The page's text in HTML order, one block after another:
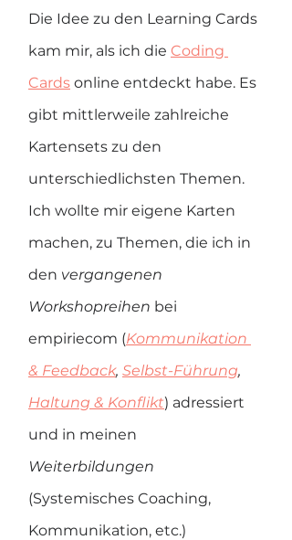
Die Idee zu den Learning Cards
kam mir, als ich die Coding
Cards online entdeckt habe. Es
gibt mittlerweile zahlreiche
Kartensets zu den
unterschiedlichsten Themen.
Ich wollte mir eigene Karten
machen, zu Themen, die ich in
den vergangenen
Workshopreihen bei
empiriecom (Kommunikation
& Feedback, Selbst-Führung,
Haltung & Konflikt) adressiert
und in meinen
Weiterbildungen
(Systemisches Coaching,
Kommunikation, etc.)